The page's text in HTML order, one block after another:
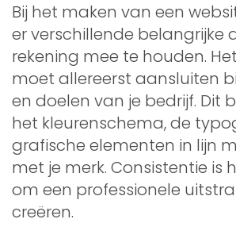
Bij het maken van een
er verschillende belangrijke
rekening mee te houden.
moet allereerst aansluiten
en doelen van je bedrijf. Dit
het kleurenschema, de
grafische elementen in lijn
met je merk. Consistentie is
om een professionele
creëren.